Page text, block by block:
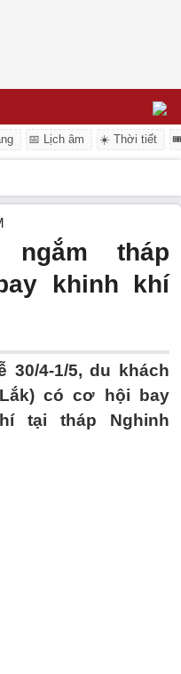
📅 Lịch âm ☀️ Thời tiết
tháp
khinh khí
30/4-1/5, du khách
có cơ hội bay
tại tháp Nghinh